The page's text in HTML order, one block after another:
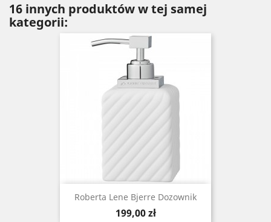
16 innych produktów w tej samej
kategorii:
Roberta Lene Bjerre Dozownik
Cena
199,00 zł